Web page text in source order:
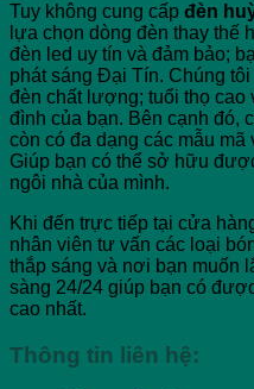
Tuy không cung cấp đèn
lựa chọn dòng đèn thay thế
đèn led uy tín và đảm bảo;
phát sáng Đại Tín. Chúng
đèn chất lượng; tuổi thọ cao
đình của bạn. Bên cạnh đó,
còn có đa dạng các mẫu
Giúp bạn có thể sở hữu
ngôi nhà của mình.
Khi đến trực tiếp tại cửa
nhân viên tư vấn các loại
thắp sáng và nơi bạn muốn
sàng 24/24 giúp bạn có
cao nhất.
Thông tin liên hệ: